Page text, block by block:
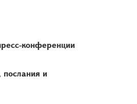
конференции
послания и